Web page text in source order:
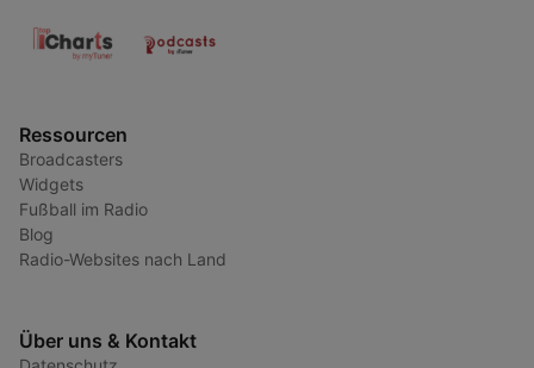
Ressourcen
Broadcasters
Widgets
Fußball im Radio
Blog
Radio-Websites nach Land
Über uns & Kontakt